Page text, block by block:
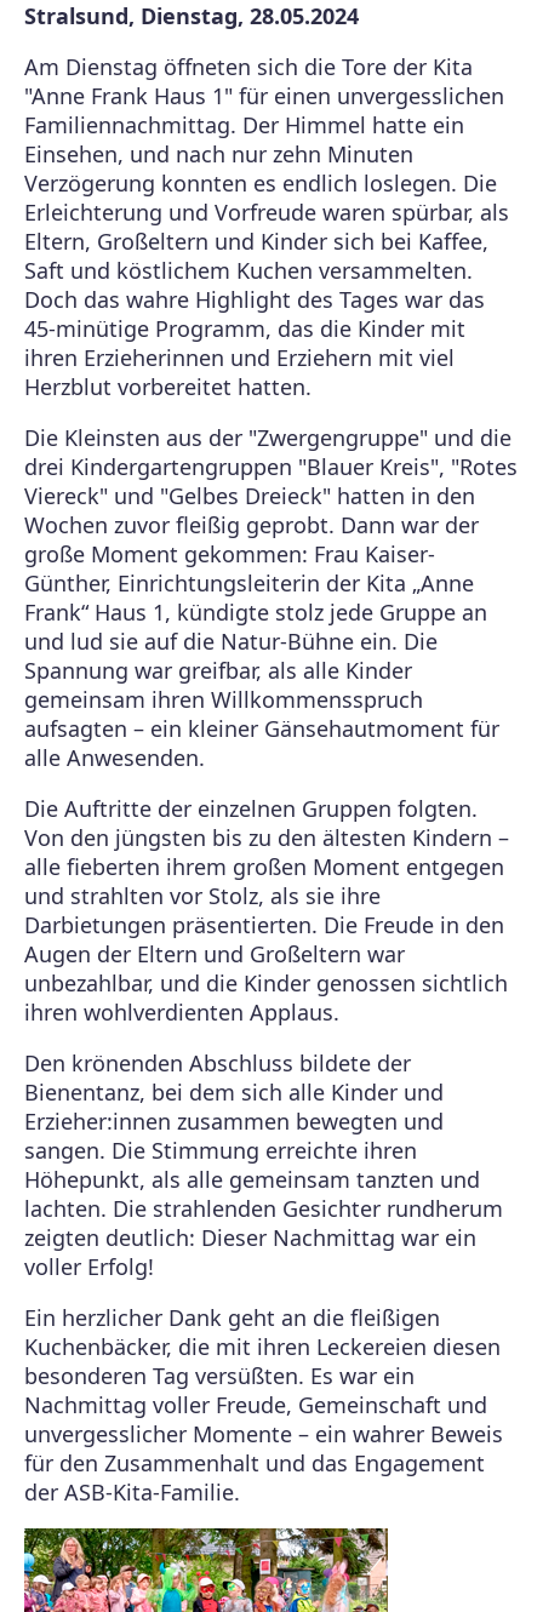
Stralsund, Dienstag, 28.05.2024
Am Dienstag öffneten sich die Tore der Kita
"Anne Frank Haus 1" für einen unvergesslichen
Familiennachmittag. Der Himmel hatte ein
Einsehen, und nach nur zehn Minuten
Verzögerung konnten es endlich loslegen. Die
Erleichterung und Vorfreude waren spürbar, als
Eltern, Großeltern und Kinder sich bei Kaffee,
Saft und köstlichem Kuchen versammelten.
Doch das wahre Highlight des Tages war das
45-minütige Programm, das die Kinder mit
ihren Erzieherinnen und Erziehern mit viel
Herzblut vorbereitet hatten.
Die Kleinsten aus der "Zwergengruppe" und die
drei Kindergartengruppen "Blauer Kreis", "Rotes
Viereck" und "Gelbes Dreieck" hatten in den
Wochen zuvor fleißig geprobt. Dann war der
große Moment gekommen: Frau Kaiser-
Günther, Einrichtungsleiterin der Kita „Anne
Frank“ Haus 1, kündigte stolz jede Gruppe an
und lud sie auf die Natur-Bühne ein. Die
Spannung war greifbar, als alle Kinder
gemeinsam ihren Willkommensspruch
aufsagten – ein kleiner Gänsehautmoment für
alle Anwesenden.
Die Auftritte der einzelnen Gruppen folgten.
Von den jüngsten bis zu den ältesten Kindern –
alle fieberten ihrem großen Moment entgegen
und strahlten vor Stolz, als sie ihre
Darbietungen präsentierten. Die Freude in den
Augen der Eltern und Großeltern war
unbezahlbar, und die Kinder genossen sichtlich
ihren wohlverdienten Applaus.
Den krönenden Abschluss bildete der
Bienentanz, bei dem sich alle Kinder und
Erzieher:innen zusammen bewegten und
sangen. Die Stimmung erreichte ihren
Höhepunkt, als alle gemeinsam tanzten und
lachten. Die strahlenden Gesichter rundherum
zeigten deutlich: Dieser Nachmittag war ein
voller Erfolg!
Ein herzlicher Dank geht an die fleißigen
Kuchenbäcker, die mit ihren Leckereien diesen
besonderen Tag versüßten. Es war ein
Nachmittag voller Freude, Gemeinschaft und
unvergesslicher Momente – ein wahrer Beweis
für den Zusammenhalt und das Engagement
der ASB-Kita-Familie.